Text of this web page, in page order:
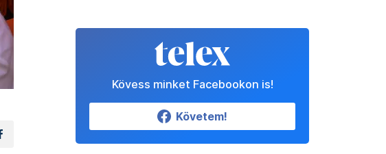
Kövess minket Facebookon is!
Követem!